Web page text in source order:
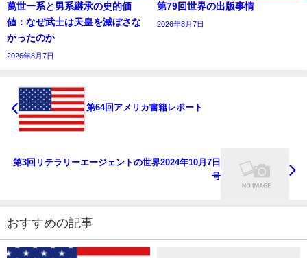
萬世一系と男系継承の史的価
値：なぜ武士は天皇を滅ぼさな
かったのか
2026年8月7日
第79回世界の出版事情
2026年8月7日
第64回アメリカ書籍レポート
第3回リテラリーエージェントの世界2024年10月7日
号
おすすめの記事